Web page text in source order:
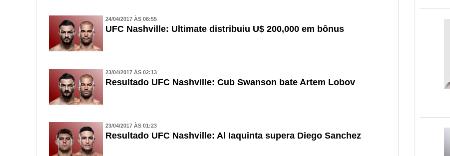
24/04/2017 ÀS 08:55
UFC Nashville: Ultimate distribuiu U$ 200,000 em bônus
23/04/2017 ÀS 02:13
Resultado UFC Nashville: Cub Swanson bate Artem Lobov
23/04/2017 ÀS 01:23
Resultado UFC Nashville: Al Iaquinta supera Diego Sanchez